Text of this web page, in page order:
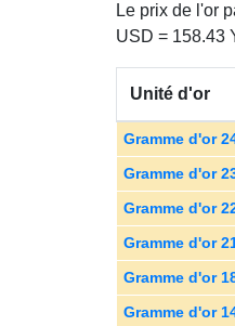
Le prix de l'or
USD = 158.43
Unité d'or
Gramme d'or
Gramme d'or
Gramme d'or
Gramme d'or
Gramme d'or
Gramme d'or